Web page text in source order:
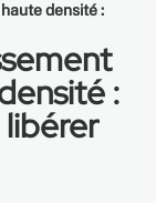
densité :
: